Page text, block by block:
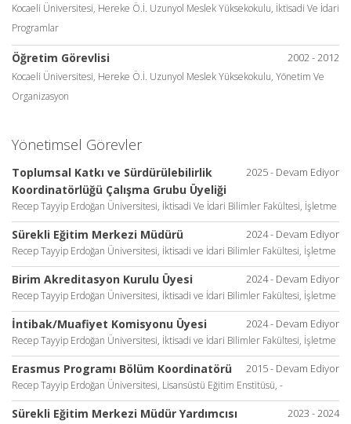
Kocaeli Üniversitesi, Hereke Ö.İ. Uzunyol Meslek Yüksekokulu, İktisadi Ve İdari
Programlar
2002 - 2012
Öğretim Görevlisi
Kocaeli Üniversitesi, Hereke Ö.İ. Uzunyol Meslek Yüksekokulu, Yönetim Ve
Organizasyon
Yönetimsel Görevler
2025 - Devam Ediyor
Toplumsal Katkı ve Sürdürülebilirlik
Koordinatörlüğü Çalışma Grubu Üyeliği
Recep Tayyip Erdoğan Üniversitesi, İktisadi Ve İdari Bilimler Fakültesi, İşletme
2024 - Devam Ediyor
Sürekli Eğitim Merkezi Müdürü
Recep Tayyip Erdoğan Üniversitesi, İktisadi ve İdari Bilimler Fakültesi, İşletme
2024 - Devam Ediyor
Birim Akreditasyon Kurulu Üyesi
Recep Tayyip Erdoğan Üniversitesi, İktisadi ve İdari Bilimler Fakültesi, İşletme
2024 - Devam Ediyor
İntibak/Muafiyet Komisyonu Üyesi
Recep Tayyip Erdoğan Üniversitesi, İktisadi ve İdari Bilimler Fakültesi, İşletme
2015 - Devam Ediyor
Erasmus Programı Bölüm Koordinatörü
Recep Tayyip Erdoğan Üniversitesi, Lisansüstü Eğitim Enstitüsü, -
2023 - 2024
Sürekli Eğitim Merkezi Müdür Yardımcısı